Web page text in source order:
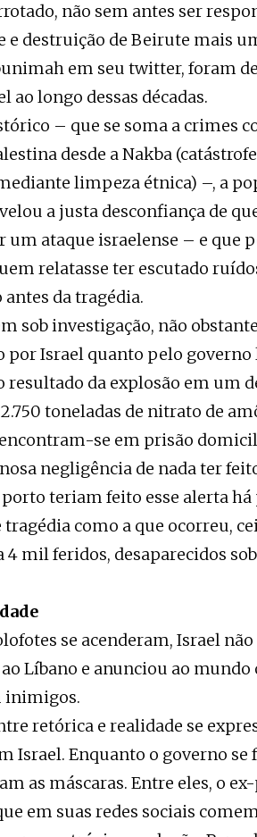
não sem antes ser
e destruição de Beirute mais
em seu twitter, foram
ao longo dessas décadas.
– que se soma a crimes
desde a Nakba
limpeza étnica) –, a
a justa desconfiança de
um ataque israelense – e que
relatasse ter escutado
da tragédia.
sob investigação, não
por Israel quanto pelo
resultado da explosão em um
toneladas de nitrato de
se em prisão
negligência de nada ter
teriam feito esse alerta há
como a que ocorreu,
4 mil feridos, desaparecidos
se acenderam, Israel
Líbano e anunciou ao
inimigos.
retórica e realidade se
Israel. Enquanto o governo se
as máscaras. Entre eles, o
em suas redes sociais